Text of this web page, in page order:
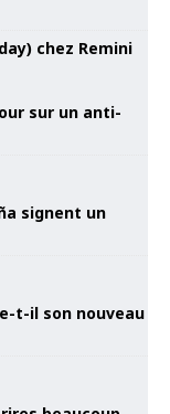
sur un anti-
signent un
t-il son nouveau